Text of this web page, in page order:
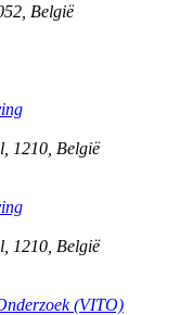
België
1210 België
1210 België
(VITO)